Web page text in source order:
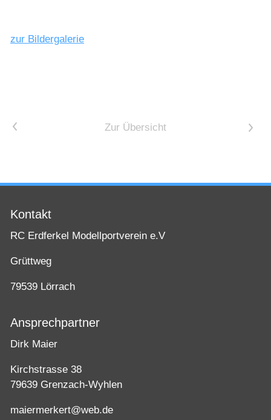
zur Bildergalerie
< Zur Übersicht >
Kontakt
RC Erdferkel Modellportverein e.V
Grüttweg
79539 Lörrach
Ansprechpartner
Dirk Maier
Kirchstrasse 38
79639 Grenzach-Wyhlen
maiermerkert@web.de